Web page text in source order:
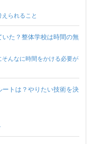
られること
た？整体学校は時間の無
んなに時間をかける必要が
トは？やりたい技術を決